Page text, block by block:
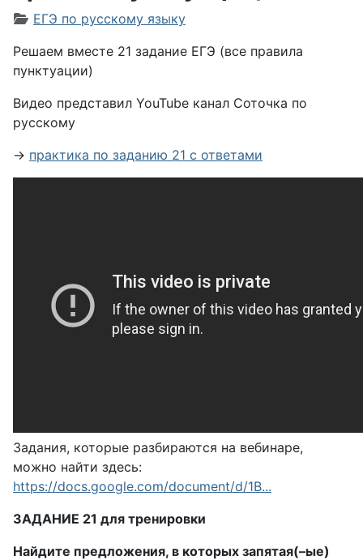
Информация о материале
ЕГЭ по русскому языку
Решаем вместе 21 задание ЕГЭ (все правила
пунктуации)
Видео представил YouTube канал Соточка по
русскому
→ практика по заданию 21 с ответами
Задания, которые разбираются на вебинаре,
можно найти здесь:
https://docs.google.com/document/d/1B...
ЗАДАНИЕ 21 для тренировки
Найдите предложения, в которых запятая(–ые)